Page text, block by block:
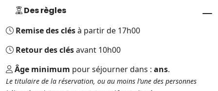
Des règles
Remise des clésà partir de 17h00
Retour des clésavant 10h00
Âge minimum pour séjourner dans : ans.
Le titulaire de la réservation, ou au moins l’une des personnes